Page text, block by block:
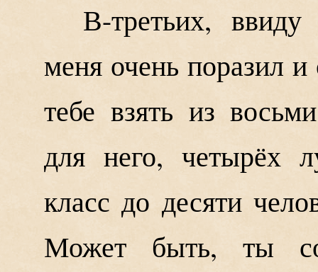
В-третьих,
меня очень поразил
тебе взять из
для него, четырёх
класс до десяти
Может быть, ты